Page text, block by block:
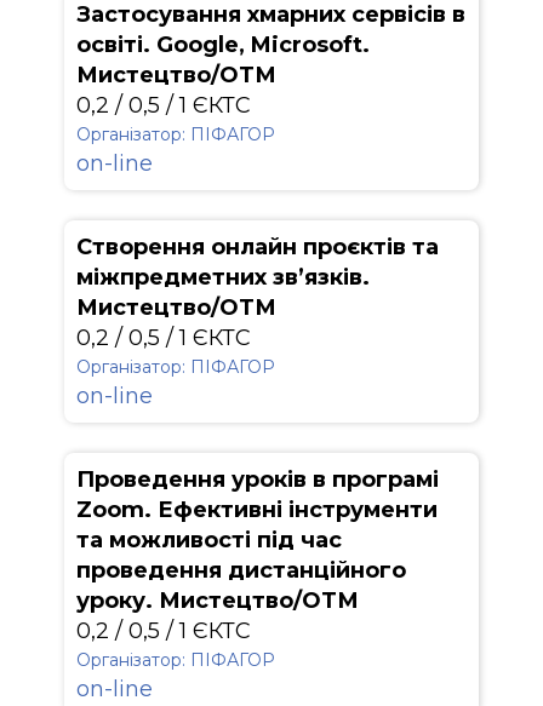
Застосування хмарних сервісів в
освіті. Google, Microsoft.
Мистецтво/ОТМ
0,2 / 0,5 / 1 ЄКТС
Організатор: ПІФАГОР
on-line
Створення онлайн проєктів та
міжпредметних зв’язків.
Мистецтво/ОТМ
0,2 / 0,5 / 1 ЄКТС
Організатор: ПІФАГОР
on-line
Проведення уроків в програмі
Zoom. Ефективні інструменти
та можливості під час
проведення дистанційного
уроку. Мистецтво/ОТМ
0,2 / 0,5 / 1 ЄКТС
Організатор: ПІФАГОР
on-line